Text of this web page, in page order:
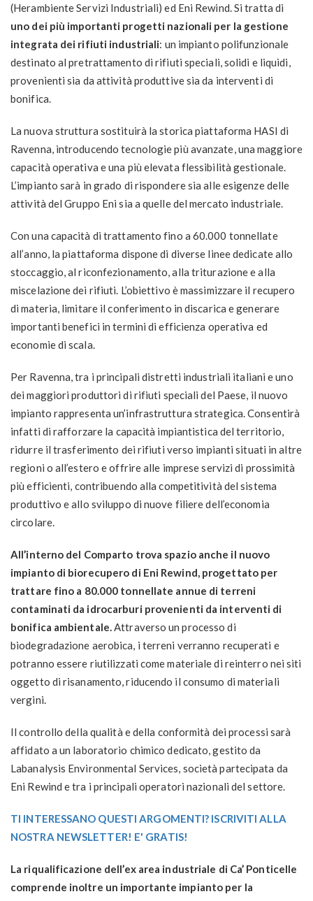
(Herambiente Servizi Industriali) ed Eni Rewind. Si tratta di
uno dei più importanti progetti nazionali per la gestione
integrata dei rifiuti industriali: un impianto polifunzionale
destinato al pretrattamento di rifiuti speciali, solidi e liquidi,
provenienti sia da attività produttive sia da interventi di
bonifica.
La nuova struttura sostituirà la storica piattaforma HASI di
Ravenna, introducendo tecnologie più avanzate, una maggiore
capacità operativa e una più elevata flessibilità gestionale.
L’impianto sarà in grado di rispondere sia alle esigenze delle
attività del Gruppo Eni sia a quelle del mercato industriale.
Con una capacità di trattamento fino a 60.000 tonnellate
all’anno, la piattaforma dispone di diverse linee dedicate allo
stoccaggio, al riconfezionamento, alla triturazione e alla
miscelazione dei rifiuti. L’obiettivo è massimizzare il recupero
di materia, limitare il conferimento in discarica e generare
importanti benefici in termini di efficienza operativa ed
economie di scala.
Per Ravenna, tra i principali distretti industriali italiani e uno
dei maggiori produttori di rifiuti speciali del Paese, il nuovo
impianto rappresenta un’infrastruttura strategica. Consentirà
infatti di rafforzare la capacità impiantistica del territorio,
ridurre il trasferimento dei rifiuti verso impianti situati in altre
regioni o all’estero e offrire alle imprese servizi di prossimità
più efficienti, contribuendo alla competitività del sistema
produttivo e allo sviluppo di nuove filiere dell’economia
circolare.
All’interno del Comparto trova spazio anche il nuovo
impianto di biorecupero di Eni Rewind, progettato per
trattare fino a 80.000 tonnellate annue di terreni
contaminati da idrocarburi provenienti da interventi di
bonifica ambientale.Attraverso un processo di
biodegradazione aerobica, i terreni verranno recuperati e
potranno essere riutilizzati come materiale di reinterro nei siti
oggetto di risanamento, riducendo il consumo di materiali
vergini.
Il controllo della qualità e della conformità dei processi sarà
affidato a un laboratorio chimico dedicato, gestito da
Labanalysis Environmental Services, società partecipata da
Eni Rewind e tra i principali operatori nazionali del settore.
TI INTERESSANO QUESTI ARGOMENTI? ISCRIVITI ALLA
NOSTRA NEWSLETTER! E' GRATIS!
La riqualificazione dell’ex area industriale di Ca’ Ponticelle
comprende inoltre un importante impianto per la